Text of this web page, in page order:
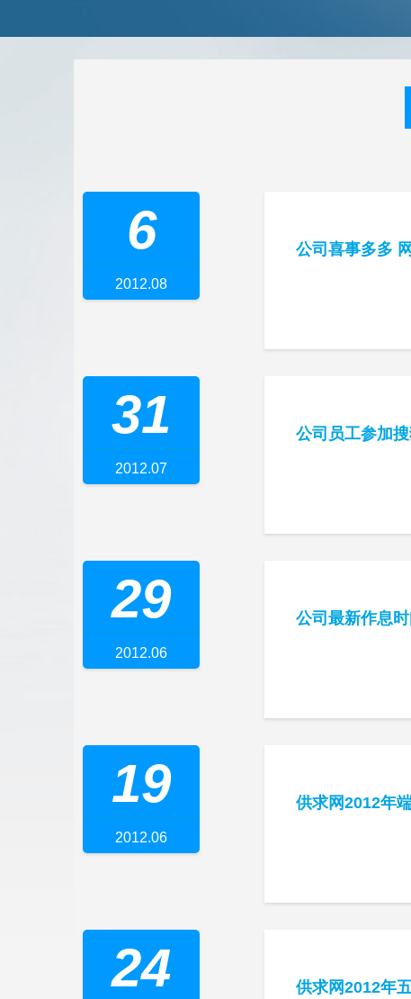
公司喜事多多
6
2012.08
公司员工参加
31
2012.07
公司最新作息
29
2012.06
供求网2012年
19
2012.06
供求网2012年
24